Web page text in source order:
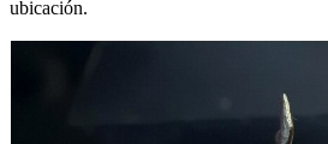
ubicación.